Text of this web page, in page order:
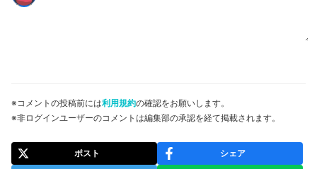
※コメントの投稿前には利用規約の確認をお願いします。
※非ログインユーザーのコメントは編集部の承認を経て掲載されます。
ポスト シェア